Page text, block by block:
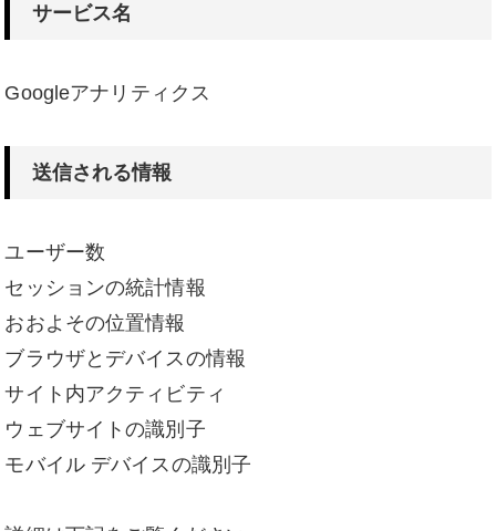
サービス名
Googleアナリティクス
送信される情報
ユーザー数
セッションの統計情報
おおよその位置情報
ブラウザとデバイスの情報
サイト内アクティビティ
ウェブサイトの識別子
モバイル デバイスの識別子